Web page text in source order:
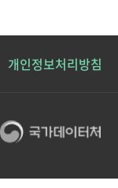
개인정보처리방침